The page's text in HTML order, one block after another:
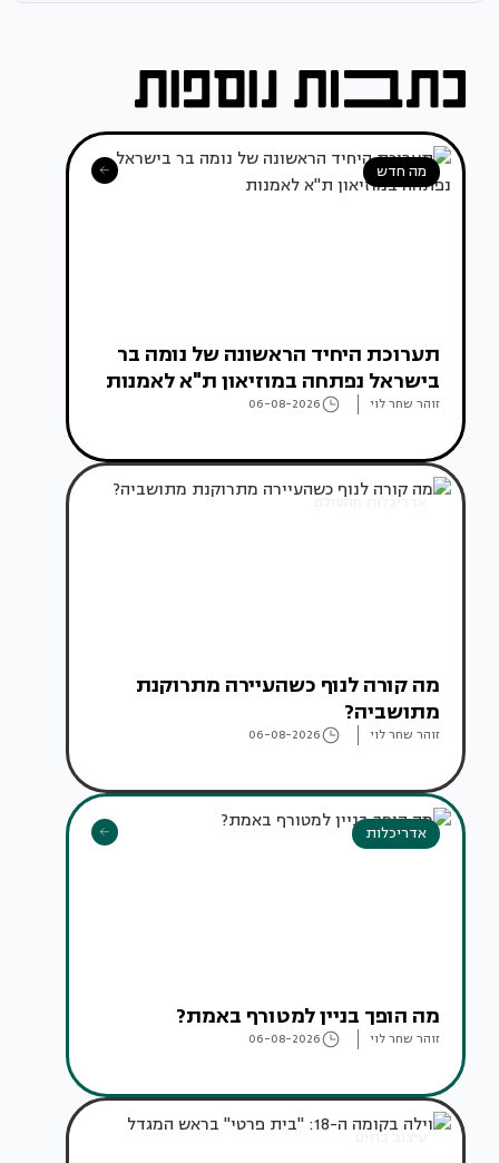
מה חדש
תערוכת היחיד הראשונה של נומה בר
בישראל נפתחה במוזיאון ת"א לאמנות
זוהר שחר לוי 06-08-2026
אדריכלות מהעולם
מה קורה לנוף כשהעיירה מתרוקנת
מתושביה?
זוהר שחר לוי 06-08-2026
אדריכלות
מה הופך בניין למטורף באמת?
זוהר שחר לוי 06-08-2026
עיצוב בתים